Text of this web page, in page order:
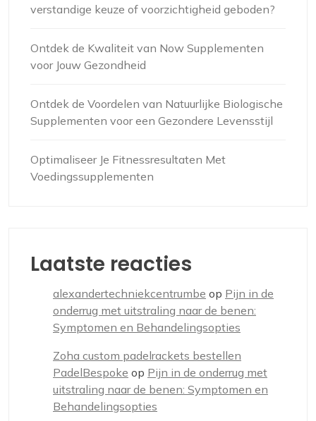
verstandige keuze of voorzichtigheid geboden?
Ontdek de Kwaliteit van Now Supplementen
voor Jouw Gezondheid
Ontdek de Voordelen van Natuurlijke Biologische
Supplementen voor een Gezondere Levensstijl
Optimaliseer Je Fitnessresultaten Met
Voedingssupplementen
Laatste reacties
alexandertechniekcentrumbe op Pijn in de
onderrug met uitstraling naar de benen:
Symptomen en Behandelingsopties
Zoha custom padelrackets bestellen
PadelBespoke op Pijn in de onderrug met
uitstraling naar de benen: Symptomen en
Behandelingsopties